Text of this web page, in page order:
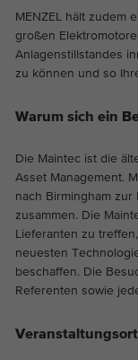
MENZEL hält zudem
großen
Anlagenstillstandes
zu können und so
Warum sich ein
Die Maintec ist die
Asset Management.
nach Birmingham
zusammen. Die
Lieferanten zu
neuesten
beschaffen. Die
Referenten sowie
Name
Anbieter
Zweck
_ga
Anbieter
Zweck
Externe Inhalte
Auf unserer
höherer